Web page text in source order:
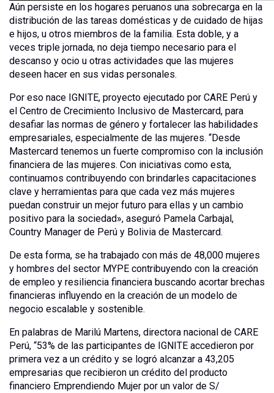
Aún persiste en los hogares peruanos una sobrecarga en la
distribución de las tareas domésticas y de cuidado de hijas
e hijos, u otros miembros de la familia. Esta doble, y a
veces triple jornada, no deja tiempo necesario para el
descanso y ocio u otras actividades que las mujeres
deseen hacer en sus vidas personales.
Por eso nace IGNITE, proyecto ejecutado por CARE Perú y
el Centro de Crecimiento Inclusivo de Mastercard, para
desafiar las normas de género y fortalecer las habilidades
empresariales, especialmente de las mujeres. “Desde
Mastercard tenemos un fuerte compromiso con la inclusión
financiera de las mujeres. Con iniciativas como esta,
continuamos contribuyendo con brindarles capacitaciones
clave y herramientas para que cada vez más mujeres
puedan construir un mejor futuro para ellas y un cambio
positivo para la sociedad», aseguró Pamela Carbajal,
Country Manager de Perú y Bolivia de Mastercard.
De esta forma, se ha trabajado con más de 48,000 mujeres
y hombres del sector MYPE contribuyendo con la creación
de empleo y resiliencia financiera buscando acortar brechas
financieras influyendo en la creación de un modelo de
negocio escalable y sostenible.
En palabras de Marilú Martens, directora nacional de CARE
Perú, “53% de las participantes de IGNITE accedieron por
primera vez a un crédito y se logró alcanzar a 43,205
empresarias que recibieron un crédito del producto
financiero Emprendiendo Mujer por un valor de S/